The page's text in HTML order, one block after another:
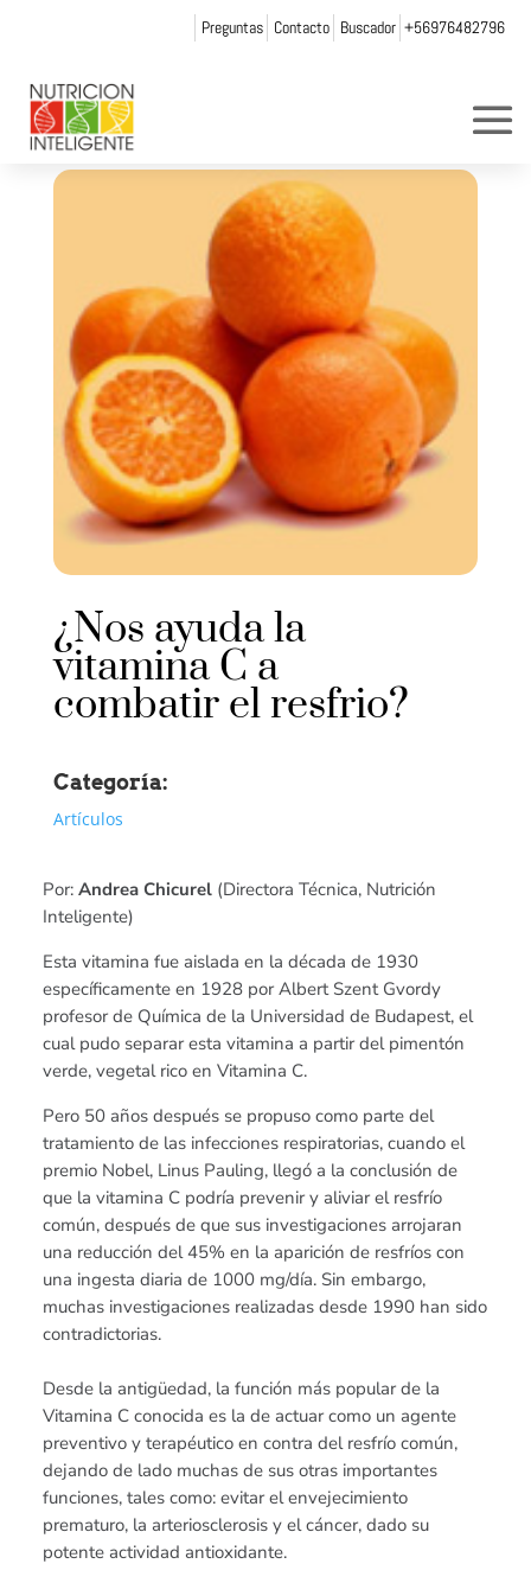
Preguntas Contacto Buscador +56976482796
¿Nos ayuda la
vitamina C a
combatir el resfrio?
Categoría:
Artículos
Por:Andrea Chicurel (Directora Técnica, Nutrición
Inteligente)
Esta vitamina fue aislada en la década de 1930
específicamente en 1928 por Albert Szent Gvordy
profesor de Química de la Universidad de Budapest, el
cual pudo separar esta vitamina a partir del pimentón
verde, vegetal rico en Vitamina C.
Pero 50 años después se propuso como parte del
tratamiento de las infecciones respiratorias, cuando el
premio Nobel, Linus Pauling, llegó a la conclusión de
que la vitamina C podría prevenir y aliviar el resfrío
común, después de que sus investigaciones arrojaran
una reducción del 45% en la aparición de resfríos con
una ingesta diaria de 1000 mg/día. Sin embargo,
muchas investigaciones realizadas desde 1990 han sido
contradictorias.
Desde la antigüedad, la función más popular de la
Vitamina C conocida es la de actuar como un agente
preventivo y terapéutico en contra del resfrío común,
dejando de lado muchas de sus otras importantes
funciones, tales como: evitar el envejecimiento
prematuro, la arteriosclerosis y el cáncer, dado su
potente actividad antioxidante.